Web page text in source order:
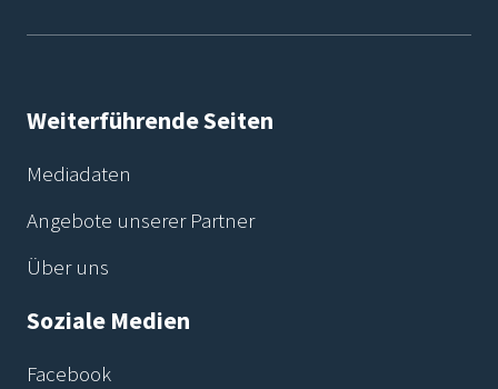
Weiterführende Seiten
Mediadaten
Angebote unserer Partner
Über uns
Soziale Medien
Facebook